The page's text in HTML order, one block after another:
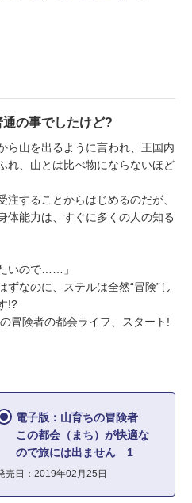
の事でしたけど?
ら山を出るように言われ、王国内
れ、山とは比べ物にならないほど
することからはじめるのだが、
体能力は、すぐに多くの人の知る
いので……」
なのに、ステルは全然“冒険”し
!?
冒険者の都会ライフ、スタート!
電子版：山育ちの冒険者
この都会（まち）が快適な
ので旅には出ません 1
売日：2019年02月25日